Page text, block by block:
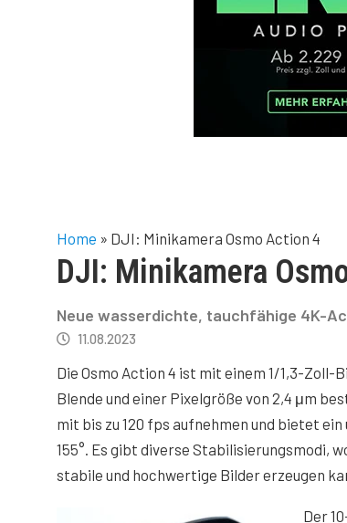
Home » DJI: Minikamera Osmo Action 4
DJI: Minikamera
Neue wasserdichte, tauchfähige 4K-
11.08.2023
Die Osmo Action 4 ist mit einem 1/1,3-
Blende und einer Pixelgröße von 2,4 μm
mit bis zu 120 fps aufnehmen und bietet
155°. Es gibt diverse Stabilisierungsmodi,
stabile und hochwertige Bilder erzeugen
Der